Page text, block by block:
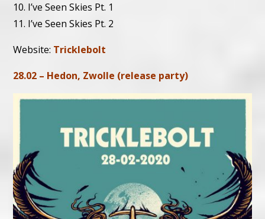
10. I’ve Seen Skies Pt. 1
11. I’ve Seen Skies Pt. 2
Website: Tricklebolt
28.02 – Hedon, Zwolle (release party)